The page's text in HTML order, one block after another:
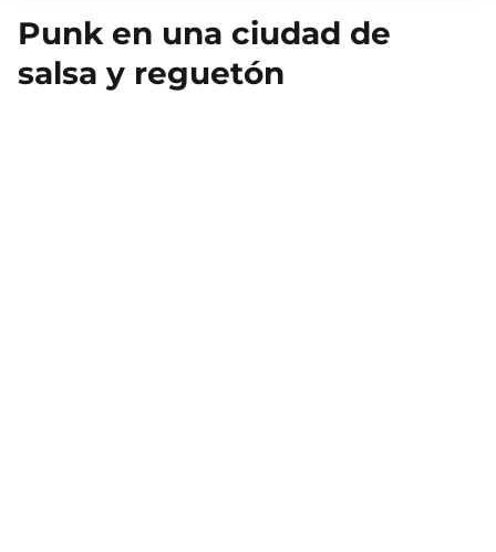
Punk en una ciudad de
salsa y reguetón